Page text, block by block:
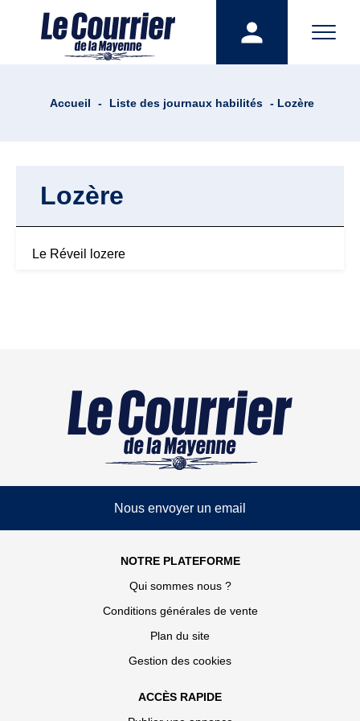
Accueil - Liste des journaux habilités - Lozère
Lozère
Le Réveil lozere
Nous envoyer un email
NOTRE PLATEFORME
Qui sommes nous ?
Conditions générales de vente
Plan du site
Gestion des cookies
ACCÈS RAPIDE